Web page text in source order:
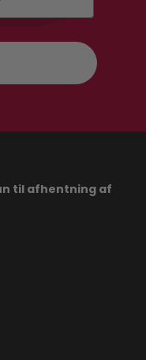
til afhentning af